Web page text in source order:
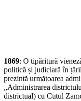
1869: O tipăritură
politică și judiciară în
prezintă următoarea
„Administrarea
districtual) cu Cutul